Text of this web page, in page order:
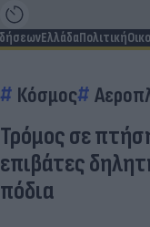
ΕλλάδαΠολιτική
Κόσμος
Τρόμος σε
επιβάτες
πόδια